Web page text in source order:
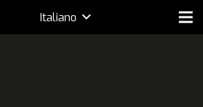
Italiano